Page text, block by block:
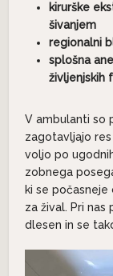
kirurške
šivanjem
regionalni
splošna
življenjskih
V ambulanti so
zagotavljajo
voljo po
zobnega
ki se
za žival. Pri
dlesen in se